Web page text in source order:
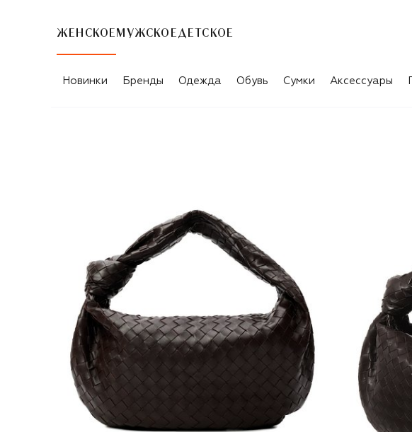
ЖЕНСКОЕ МУЖСКОЕ ДЕТСКОЕ
Новинки Бренды Одежда Обувь Сумки Аксессуары